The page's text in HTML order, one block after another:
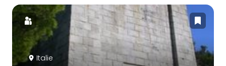
Italie